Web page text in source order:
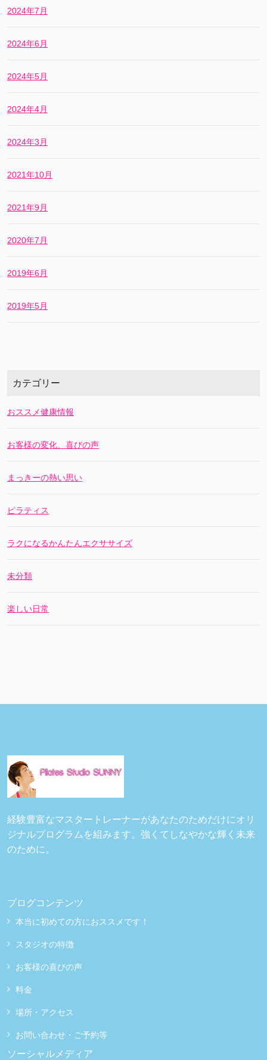
2024年7月
2024年6月
2024年5月
2024年4月
2024年3月
2021年10月
2021年9月
2020年7月
2019年6月
2019年5月
カテゴリー
おススメ健康情報
お客様の変化、喜びの声
まっきーの熱い思い
ピラティス
ラクになるかんたんエクササイズ
未分類
楽しい日常
経験豊富なマスタートレーナーがあなたのためだけにオリ
ジナルプログラムを組みます。強くてしなやかな輝く未来
のために。
ブログコンテンツ
本当に初めての方におススメです！
スタジオの特徴
お客様の喜びの声
料金
場所・アクセス
お問い合わせ・ご予約等
ソーシャルメディア